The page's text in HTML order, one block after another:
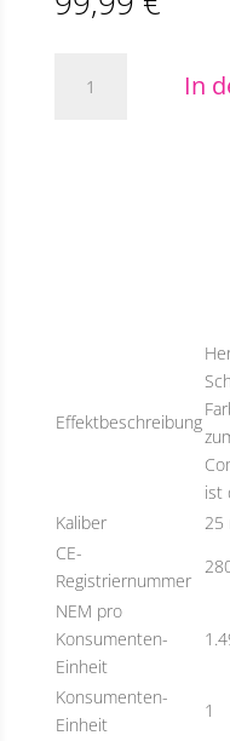
Menge
In
Effektbeschreibung
ist
Kaliber
25
CE-
Registriernummer
NEM pro
Konsumenten-
Einheit
Konsumenten-
Einheit
1